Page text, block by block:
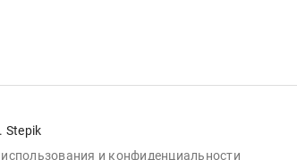
Stepik
использования и конфиденциальности